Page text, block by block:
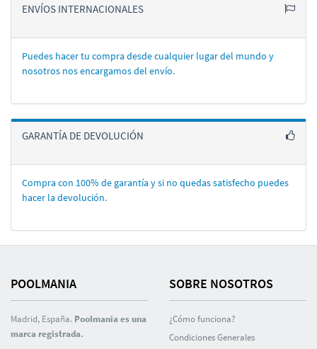
ENVÍOS INTERNACIONALES
Puedes hacer tu compra desde cualquier lugar del mundo y
nosotros nos encargamos del enví­o.
GARANTÍA DE DEVOLUCIÓN
Compra con 100% de garantí­a y si no quedas satisfecho puedes
hacer la devolución.
POOLMANIA
Madrid, España. Poolmania es una
marca registrada.
SOBRE NOSOTROS
¿Cómo funciona?
Condiciones Generales